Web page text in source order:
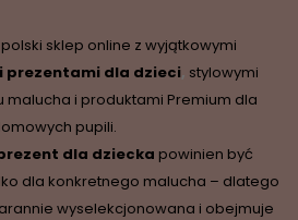
sklep online z wyjątkowymi
prezentami dla dzieci, stylowymi
i produktami Premium dla
pupili.
dla dziecka powinien być
dla konkretnego malucha – dlatego
wyselekcjonowana i obejmuje